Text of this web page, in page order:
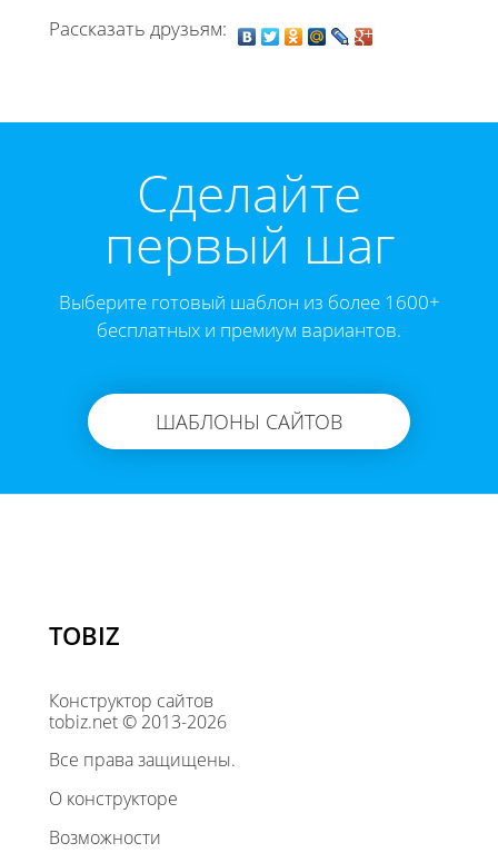
Рассказать друзьям:
Cделайте
первый шаг
Выберите готовый шаблон из более 1600+
бесплатных и премиум вариантов.
ШАБЛОНЫ САЙТОВ
TOBIZ
Конструктор сайтов
tobiz.net © 2013-2026
Все права защищены.
О конструкторе
Возможности